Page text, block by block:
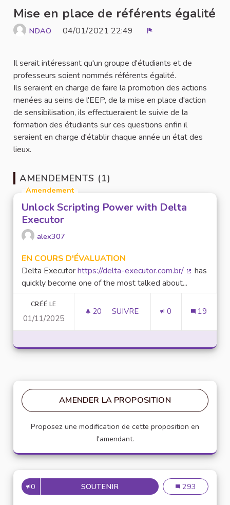
Mise en place de référents égalité
NDAO 04/01/2021 22:49
Il serait intéressant qu'un groupe d'étudiants et de
professeurs soient nommés référents égalité.
Ils seraient en charge de faire la promotion des actions
menées au seins de l'EEP, de la mise en place d'action
de sensibilisation, ils effectueraient le suivie de la
formation des étudiants sur ces questions enfin il
seraient en charge d'établir chaque année un état des
lieux.
AMENDEMENTS (1)
Amendement
Unlock Scripting Power with Delta
Executor
alex307
EN COURS D'ÉVALUATION
Delta Executorhttps://delta-executor.com.br/
has
quickly become one of the most talked about...
CRÉÉ LE
01/11/2025
20 20 ABONNÉS
SUIVRE 0 19
AMENDER LA PROPOSITION
Proposez une modification de cette proposition en
l'amendant.
0 SOUTENIRMISE EN PLACE DEMise en place
293